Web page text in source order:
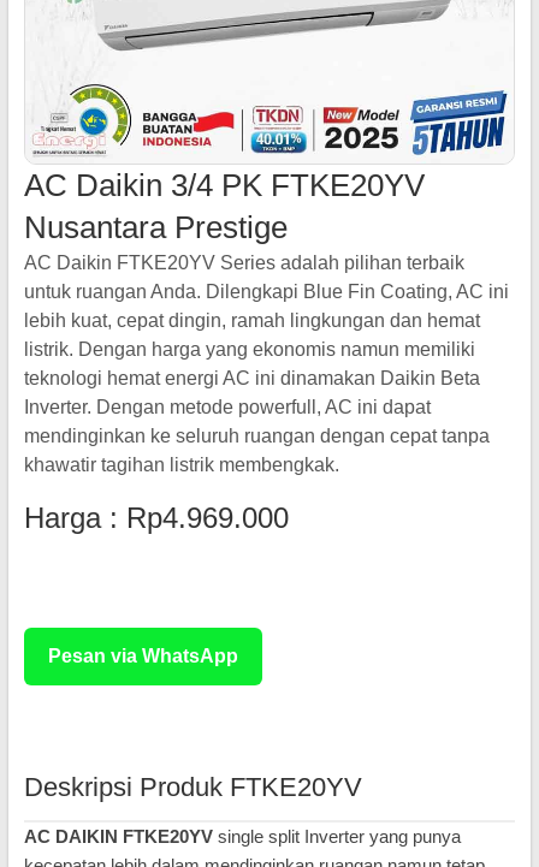
AC Daikin 3/4 PK FTKE20YV
Nusantara Prestige
AC Daikin FTKE20YV Series adalah pilihan terbaik
untuk ruangan Anda. Dilengkapi Blue Fin Coating, AC ini
lebih kuat, cepat dingin, ramah lingkungan dan hemat
listrik. Dengan harga yang ekonomis namun memiliki
teknologi hemat energi AC ini dinamakan Daikin Beta
Inverter. Dengan metode powerfull, AC ini dapat
mendinginkan ke seluruh ruangan dengan cepat tanpa
khawatir tagihan listrik membengkak.
Harga : Rp4.969.000
Pesan via WhatsApp
Deskripsi Produk FTKE20YV
AC DAIKIN FTKE20YVsingle split Inverter yang punya